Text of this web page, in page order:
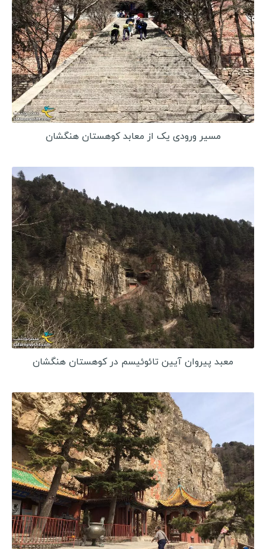
آذربایجان
گرجستان
ارمنستان
روسیه
ترنسنیستریا
اسپانیا
ترکیه
سفرنامه آفریقا
سنگال
گامبیا
گینه بیسائو
گینه
سیرالئون
لیبریا
مالی
بورکینافاسو
بنین
نیجر
سیشل
مصر
کنیا
مسیر ورودی یک از معابد کوهستان هنگشان
معبد پیروان آیین تائوئیسم در کوهستان هنگشان